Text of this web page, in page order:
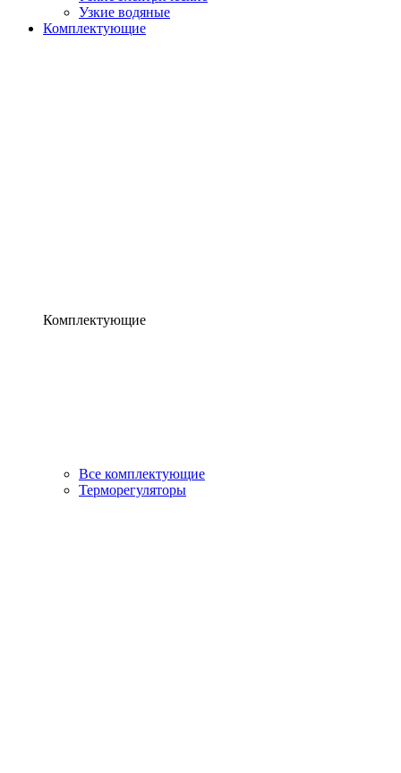
Узкие водяные
Комплектующие
Комплектующие
Все комплектующие
Терморегуляторы